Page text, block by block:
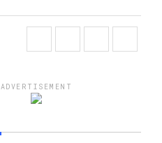
ADVERTISEMENT